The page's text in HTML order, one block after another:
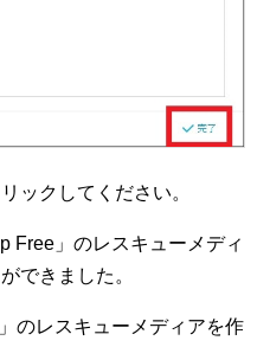
ックしてください。
Free」のレスキューメディ
できました。
のレスキューメディアを作